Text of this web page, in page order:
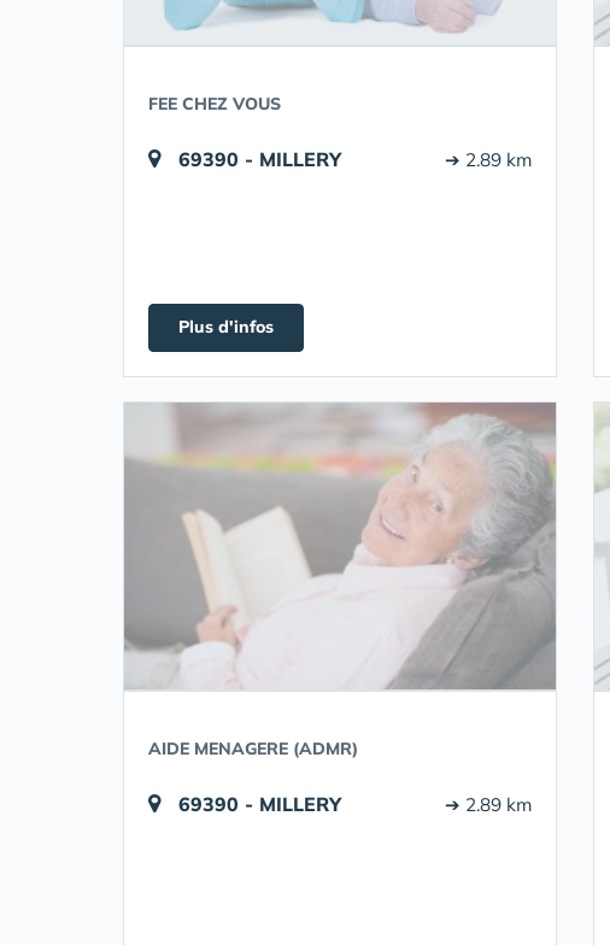
FEE CHEZ VOUS
69390 - MILLERY ➔ 2.89 km
Plus d'infos
AIDE MENAGERE (ADMR)
69390 - MILLERY ➔ 2.89 km